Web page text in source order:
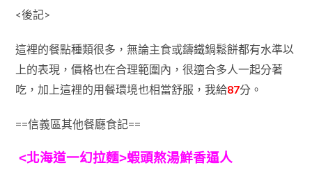
<後記>
這裡的餐點種類很多，無論主食或鑄鐵鍋鬆餅都有水準以
上的表現，價格也在合理範圍內，很適合多人一起分著
吃，加上這裡的用餐環境也相當舒服，我給87分。
==信義區其他餐廳食記==
<北海道一幻拉麵>蝦頭熬湯鮮香逼人